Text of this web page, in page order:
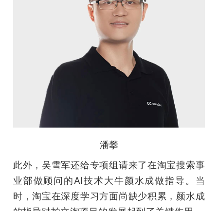
潘攀
此外，吴雪军还给专项组请来了在淘宝搜索事
业部做顾问的AI技术大牛颜水成做指导。当
时，淘宝在深度学习方面尚缺少积累，颜水成